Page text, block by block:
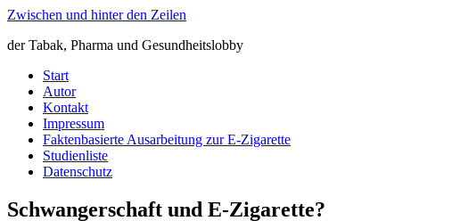
Zwischen und hinter den Zeilen
der Tabak, Pharma und Gesundheitslobby
Start
Autor
Kontakt
Impressum
Faktenbasierte Ausarbeitung zur E-Zigarette
Studienliste
Datenschutz
Schwangerschaft und E-Zigarette?